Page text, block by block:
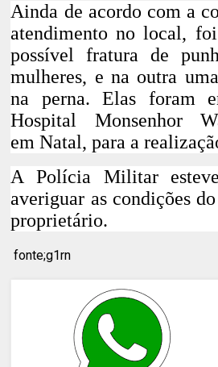
Ainda de acordo com a
atendimento no local,
possível fratura de
mulheres, e na outra
na perna. Elas foram
Hospital Monsenhor
emNatal, para a
A Polícia Militar
averiguar as condições
proprietário.
fonte;g1rn